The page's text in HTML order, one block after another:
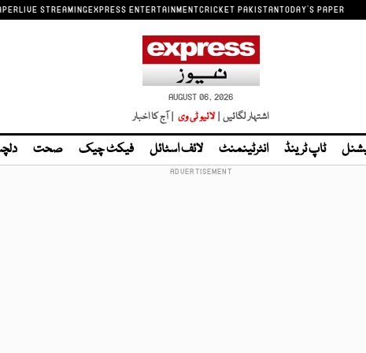
LIVE STREAMINGEXPRESS ENTERTAINMENTCRICKET PAKISTANTODAY'S PAPER
AUGUST 06, 2026
اشتہار لگائیں | لائیو ٹی وی | آج کا اخبار
ٹاپ ٹرینڈ انٹرٹینمنٹ لائف اسٹائل فیکٹ چیک صحت